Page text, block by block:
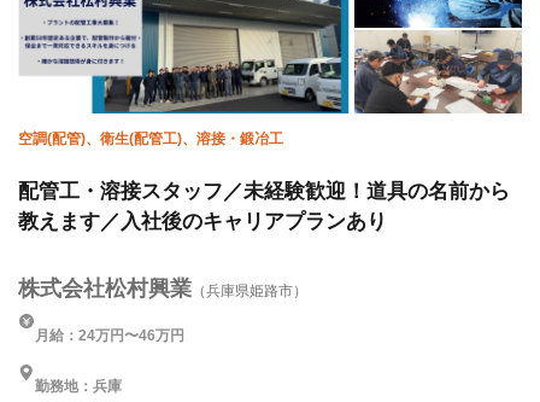
空調(配管)、衛生(配管工)、溶接・鍛冶工
配管工・溶接スタッフ／未経験歓迎！道具の名前から
教えます／入社後のキャリアプランあり
株式会社松村興業 （兵庫県姫路市）
月給：24万円〜46万円
勤務地：兵庫